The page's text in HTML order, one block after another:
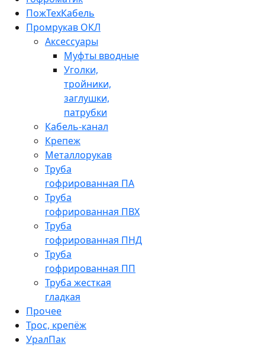
ПожТехКабель
Промрукав ОКЛ
Аксессуары
Муфты вводные
Уголки,
тройники,
заглушки,
патрубки
Кабель-канал
Крепеж
Металлорукав
Труба
гофрированная ПА
Труба
гофрированная ПВХ
Труба
гофрированная ПНД
Труба
гофрированная ПП
Труба жесткая
гладкая
Прочее
Трос, крепёж
УралПак